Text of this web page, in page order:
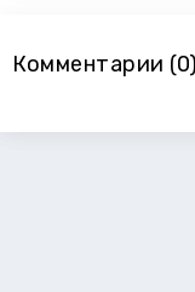
Комментарии (0)